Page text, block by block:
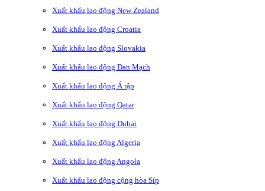
Xuất khẩu lao động New Zealand
Xuất khẩu lao động Croatia
Xuất khẩu lao động Slovakia
Xuất khẩu lao động Đan Mạch
Xuất khẩu lao động Ả rập
Xuất khẩu lao động Qatar
Xuất khẩu lao động Dubai
Xuất khẩu lao động Algeria
Xuất khẩu lao động Angola
Xuất khẩu lao động cộng hòa Síp